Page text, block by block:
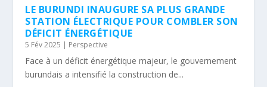
LE BURUNDI INAUGURE SA PLUS GRANDE
STATION ÉLECTRIQUE POUR COMBLER SON
DÉFICIT ÉNERGÉTIQUE
5 Fév 2025 | Perspective
Face à un déficit énergétique majeur, le gouvernement
burundais a intensifié la construction de...